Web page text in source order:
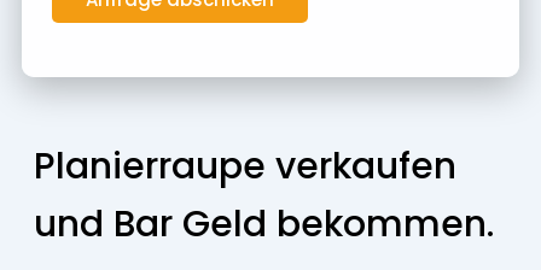
Planierraupe verkaufen
und Bar Geld bekommen.